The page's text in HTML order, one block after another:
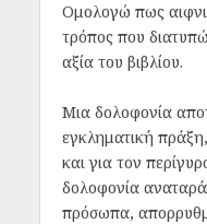
Ομολογώ πως
τρόπος που
αξία του βιβλίου.
Μια δολοφονία
εγκληματική
και για τον
δολοφονία
πρόσωπα,